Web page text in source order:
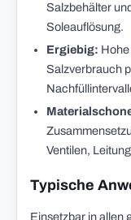
Salzbehälter
Soleauflösung.
Ergiebig:
Salzverbrauch
Ventilen,
Typische
Einsetzbar in allen